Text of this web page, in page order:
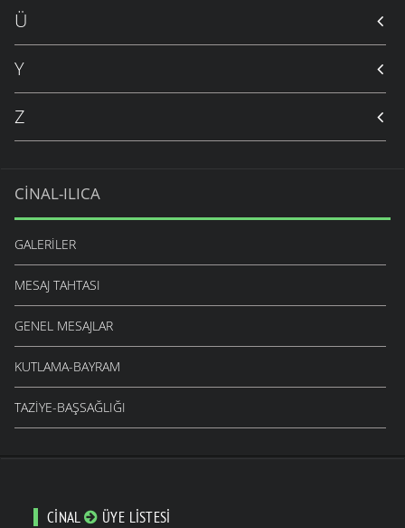
Ü
Y
Z
CINAL-ILICA
GALERILER
MESAJ TAHTASI
GENEL MESAJLAR
KUTLAMA-BAYRAM
TAZIYE-BAŞSAĞLIĞI
CINAL ÜYE LISTESI